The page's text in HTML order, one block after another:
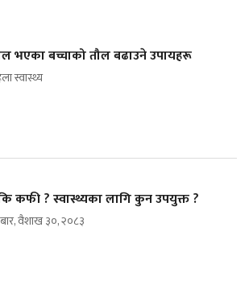
भएका बच्चाको तौल बढाउने उपायहरू
स्वास्थ्य
कफी ? स्वास्थ्यका लागि कुन उपयुक्त ?
वैशाख ३०, २०८३